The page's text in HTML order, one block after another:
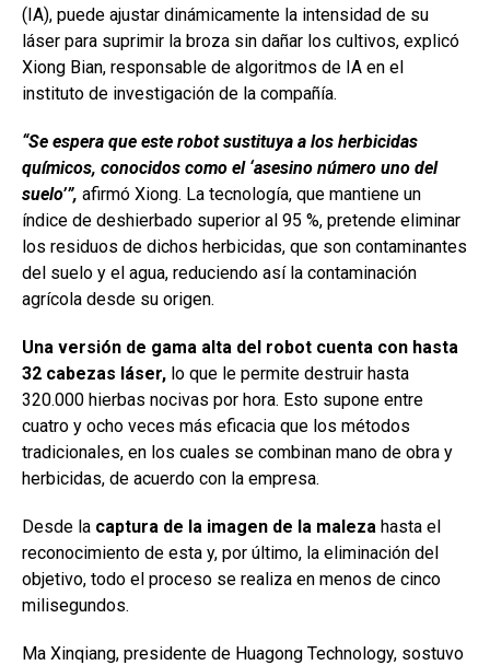
(IA), puede ajustar dinámicamente la intensidad de su
láser para suprimir la broza sin dañar los cultivos, explicó
Xiong Bian, responsable de algoritmos de IA en el
instituto de investigación de la compañía.
“Se espera que este robot sustituya a los herbicidas
químicos, conocidos como el ‘asesino número uno del
suelo’”, afirmó Xiong. La tecnología, que mantiene un
índice de deshierbado superior al 95 %, pretende eliminar
los residuos de dichos herbicidas, que son contaminantes
del suelo y el agua, reduciendo así la contaminación
agrícola desde su origen.
Una versión de gama alta del robot cuenta con hasta
32 cabezas láser, lo que le permite destruir hasta
320.000 hierbas nocivas por hora. Esto supone entre
cuatro y ocho veces más eficacia que los métodos
tradicionales, en los cuales se combinan mano de obra y
herbicidas, de acuerdo con la empresa.
Desde la captura de la imagen de la maleza hasta el
reconocimiento de esta y, por último, la eliminación del
objetivo, todo el proceso se realiza en menos de cinco
milisegundos.
Ma Xinqiang, presidente de Huagong Technology, sostuvo